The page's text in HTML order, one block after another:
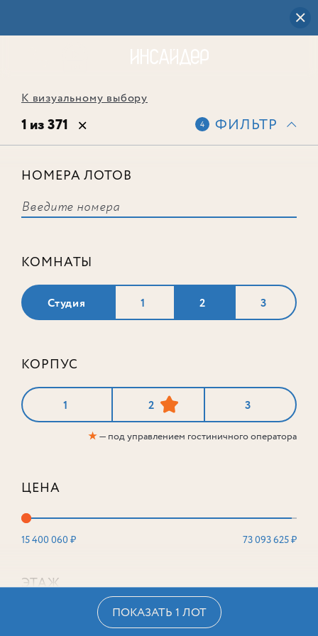
К визуальному выбору
1 из 371 4 ФИЛЬТР
НОМЕРА ЛОТОВ
КОМНАТЫ
Студия 1 2 3
КОРПУС
1 2 3
★— под управлением гостиничного оператора
ЦЕНА
15 400 060 ₽ 73 093 625 ₽
ЭТАЖ
ПОКАЗАТЬ 1 ЛОТ
2-комнатный 88,1 м²
Корпус 2
из 16